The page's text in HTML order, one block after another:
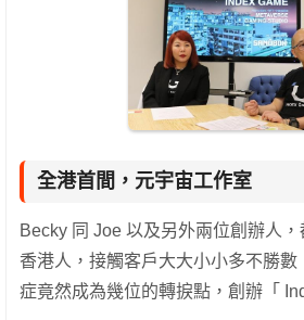
全港首間，元宇宙工作室
Becky 同 Joe 以及另外兩位創辦人
香港人，接觸客戶大大小小多不勝
症竟然成為幾位的轉捩點，創辦「